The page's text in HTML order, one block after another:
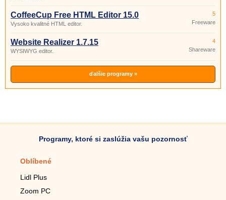
CoffeeCup Free HTML Editor 15.0
Vysoko kvalitné HTML editor.
5
Freeware
Website Realizer 1.7.15
WYSIWYG editor.
4
Shareware
ďalšie programy »
Programy, ktoré si zaslúžia vašu pozornosť
Oblíbené
Lidl Plus
Zoom PC